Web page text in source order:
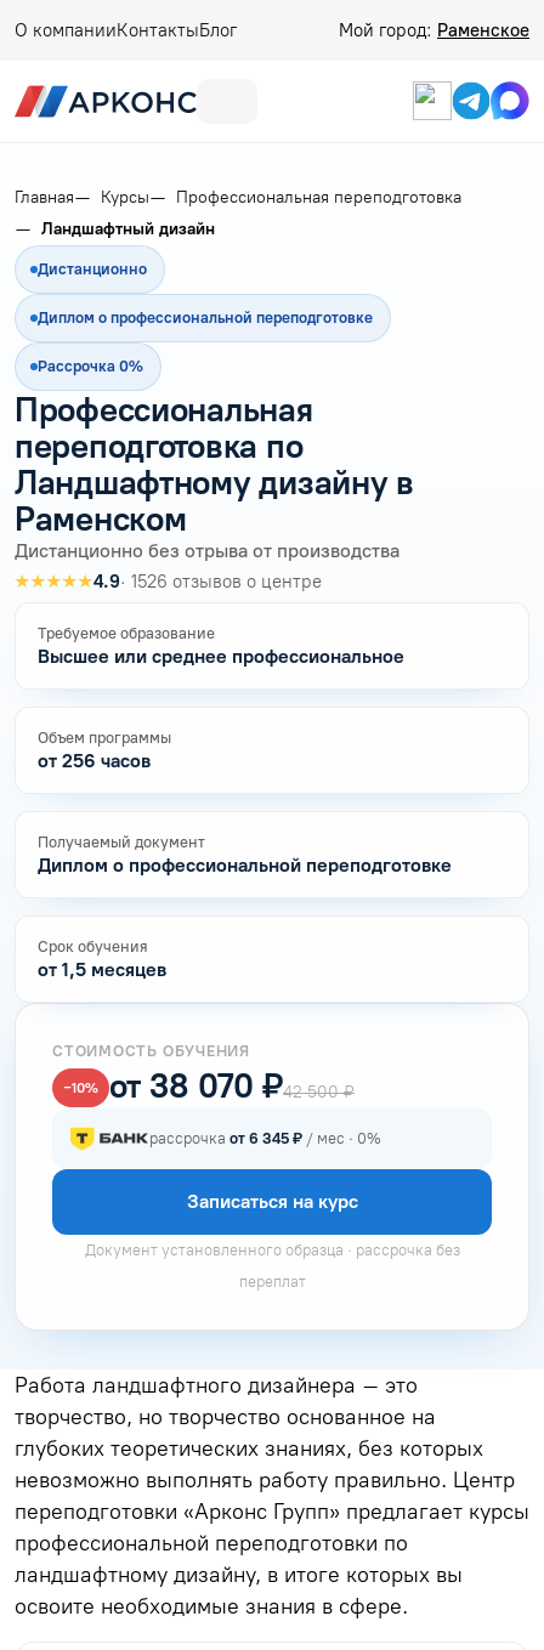
О компанииКонтактыБлог Мой город: Раменское
Главная Курсы
Профессиональная переподготовка
Ландшафтный дизайн
Дистанционно
Диплом о профессиональной переподготовке
Рассрочка 0%
Профессиональная
переподготовка по
Ландшафтному дизайну в
Раменском
Дистанционно без отрыва от производства
★★★★★4.9· 1526 отзывов о центре
Требуемое образование
Высшее или среднее профессиональное
Объем программы
от 256 часов
Получаемый документ
Диплом о профессиональной переподготовке
Срок обучения
от 1,5 месяцев
СТОИМОСТЬ ОБУЧЕНИЯ
−10% от 38 070 ₽42 500 ₽
рассрочка от 6 345 ₽ / мес · 0%
Записаться на курс
Документ установленного образца · рассрочка без
переплат
Работа ландшафтного дизайнера – это
творчество, но творчество основанное на
глубоких теоретических знаниях, без которых
невозможно выполнять работу правильно. Центр
переподготовки «Арконс Групп» предлагает курсы
профессиональной переподготовки по
ландшафтному дизайну, в итоге которых вы
освоите необходимые знания в сфере.